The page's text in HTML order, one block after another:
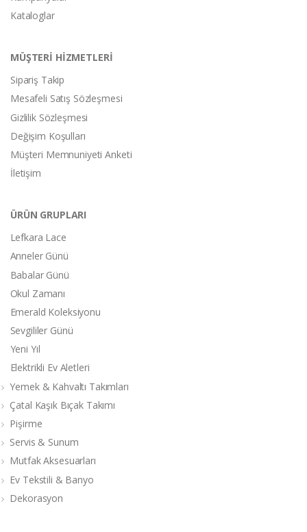
Kataloglar
MÜŞTERİ HİZMETLERİ
Sipariş Takip
Mesafeli Satış Sözleşmesi
Gizlilik Sözleşmesi
Değişim Koşulları
Müşteri Memnuniyeti Anketi
İletişim
ÜRÜN GRUPLARI
Lefkara Lace
Anneler Günü
Babalar Günü
Okul Zamanı
Emerald Koleksiyonu
Sevgililer Günü
Yeni Yıl
Elektrikli Ev Aletleri
Yemek & Kahvaltı Takımları
Çatal Kaşık Bıçak Takımı
Pişirme
Servis & Sunum
Mutfak Aksesuarları
Ev Tekstili & Banyo
Dekorasyon